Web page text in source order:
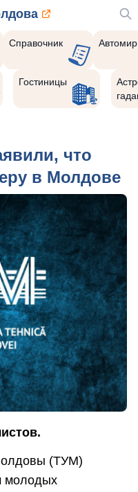
Справочник Автомир
Гостиницы
что
в Молдове
(ТУМ)
молодых